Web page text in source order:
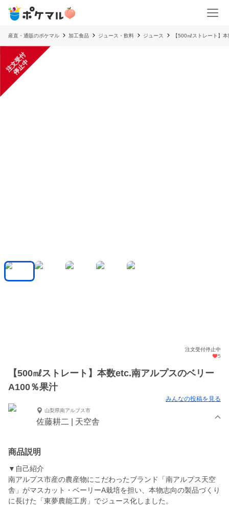
産直・通販のポケマル 加工食品 ジュース・飲料 ジュース 【500㎖ストレート】
注
文
受
付
停
止
中
注文受付停止中
5
【500㎖ストレート】本数etc.南アルプスのベリー
A100％果汁
みんなの投稿を見る
山梨県南アルプス市
佐藤耕二 | 天空舎
商品説明
▼自己紹介
南アルプス市産の農産物にこだわったブランド「南アルプス天空
舎」がマスカット・ベーリーA栽培を担い、本物志向の製品づくり
に長けた「東夢農能工房」でジュース化しました。